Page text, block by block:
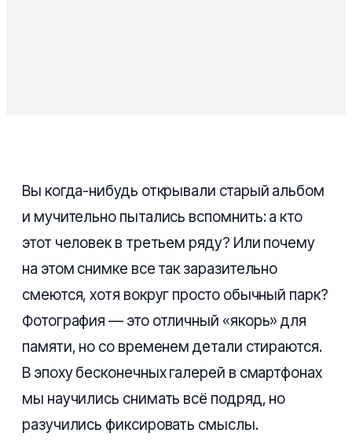
Вы когда-нибудь открывали старый альбом
и мучительно пытались вспомнить: а кто
этот человек в третьем ряду? Или почему
на этом снимке все так заразительно
смеются, хотя вокруг просто обычный парк?
Фотография — это отличный «якорь» для
памяти, но со временем детали стираются.
В эпоху бесконечных галерей в смартфонах
мы научились снимать всё подряд, но
разучились фиксировать смыслы.